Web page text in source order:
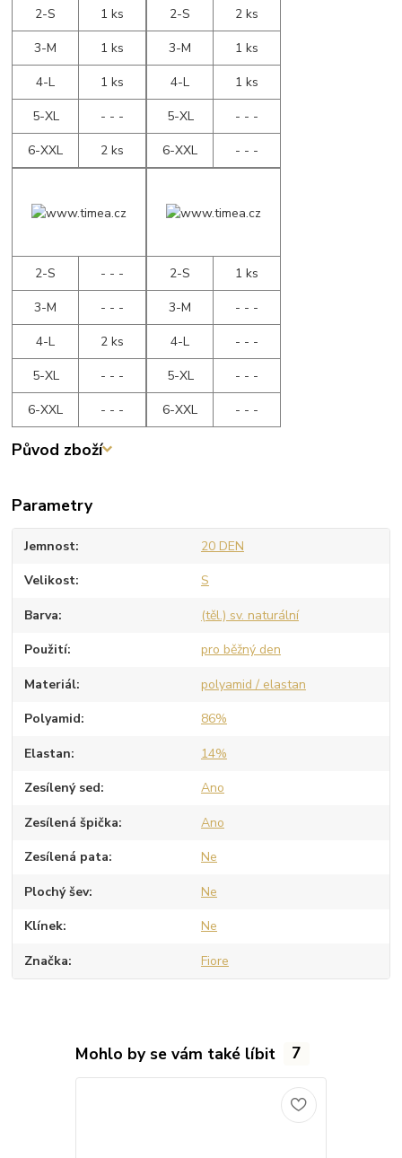
2-S
1 ks
3-M
1 ks
4-L
1 ks
5-XL
- - -
6-XXL
2 ks
2-S
2 ks
3-M
1 ks
4-L
1 ks
5-XL
- - -
6-XXL
- - -
2-S
- - -
3-M
- - -
4-L
2 ks
5-XL
- - -
6-XXL
- - -
2-S
1 ks
3-M
- - -
4-L
- - -
5-XL
- - -
6-XXL
- - -
Původ zboží
Parametry
Jemnost 20 DEN
Velikost S
Barva (těl.) sv. naturální
Použití pro běžný den
Materiál polyamid / elastan
Polyamid 86%
Elastan 14%
Zesílený sed Ano
Zesílená špička Ano
Zesílená pata Ne
Plochý šev Ne
Klínek Ne
Značka Fiore
Mohlo by se vám také líbit 7